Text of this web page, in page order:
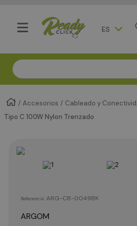
ES
Compra segura - Entregas en
Accesorios Cableado y
Tipo C 100W Nylon Trenzado
Referencia:ARG-CB-0049BK
ARGOM